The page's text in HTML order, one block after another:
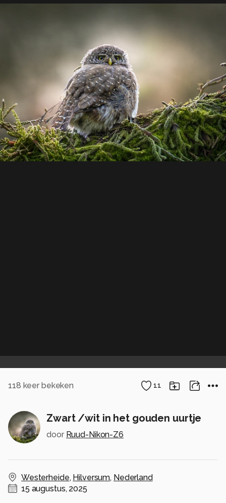
118 keer bekeken 11
Zwart /wit in het gouden uurtje
door Ruud-Nikon-Z6
Westerheide, Hilversum, Nederland
15 augustus, 2025